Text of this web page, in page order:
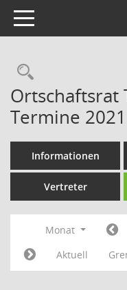
Toggle navigation
Ortschaftsrat
Termine 2021
Informationen
Vertreter
Monat
Aktuell